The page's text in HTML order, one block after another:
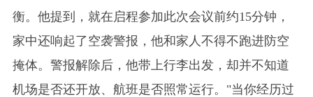
衡。他提到，就在启程参加此次会议前约15分钟，
家中还响起了空袭警报，他和家人不得不跑进防空
掩体。警报解除后，他带上行李出发，却并不知道
机场是否还开放、航班是否照常运行。"当你经历过